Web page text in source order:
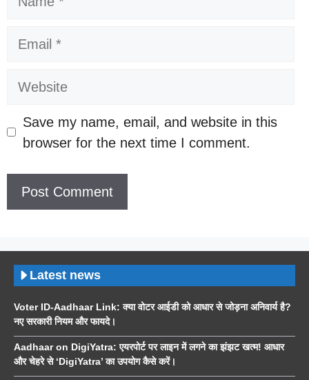
Email
Website
Save my name, email, and website in this
browser for the next time I comment.
Latest news
Voter ID-Aadhaar Link: क्या वोटर आईडी को आधार से जोड़ना अनिवार्य है?
नए सरकारी नियम और फायदे।
Aadhaar on DigiYatra: एयरपोर्ट पर लाइन में लगने का झंझट खत्म! आधार
और चेहरे से ‘DigiYatra’ का उपयोग कैसे करें।